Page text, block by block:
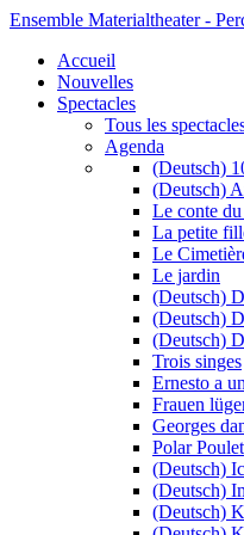
Ensemble Materialtheater -
Accueil
Nouvelles
Spectacles
Tous les
Agenda
(Deutsch)
(Deutsch)
Le conte
La petite
Le
Le jardin
(Deutsch)
(Deutsch)
(Deutsch)
Trois singes
Ernesto a
Frauen
Georges
Polar Poulet
(Deutsch)
(Deutsch)
(Deutsch)